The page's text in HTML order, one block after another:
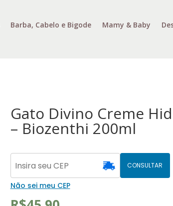
Barba, Cabelo e Bigode Mamy & Baby
Gato Divino Creme
– Biozenthi 200ml
CONSULTAR
Não sei meu CEP